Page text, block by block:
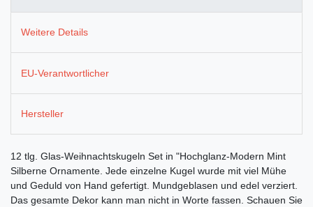
Weitere Details
EU-Verantwortlicher
Hersteller
12 tlg. Glas-Weihnachtskugeln Set in "Hochglanz-Modern Mint
Silberne Ornamente. Jede einzelne Kugel wurde mit viel Mühe
und Geduld von Hand gefertigt. Mundgeblasen und edel verziert.
Das gesamte Dekor kann man nicht in Worte fassen. Schauen Sie